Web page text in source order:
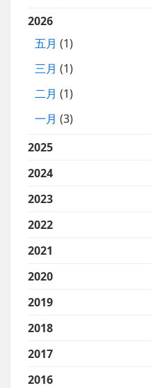
2026
五月 (1)
三月 (1)
二月 (1)
一月 (3)
2025
2024
2023
2022
2021
2020
2019
2018
2017
2016